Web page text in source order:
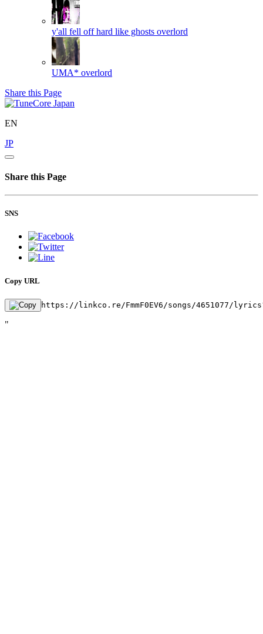
y'all fell off hard like ghosts overlord
UMA* overlord
Share this Page
EN
JP
Share this Page
SNS
Copy URL
https://linkco.re/FmmF0EV6/songs/4651077/
"